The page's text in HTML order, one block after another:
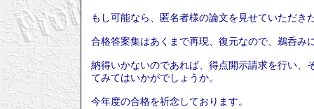
もし可能なら、匿名者様の論文を見せていただ
合格答案集はあくまで再現、復元なので、鵜呑み
納得いかないのであれば、得点開示請求を行い
てみてはいかがでしょうか。
今年度の合格を祈念しております。